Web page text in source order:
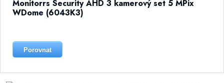
Monitorrs Security AHD 3 kamerový set 5 MPix
WDome (6043K3)
Porovnat